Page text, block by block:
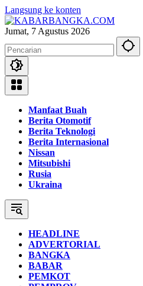
Langsung ke konten
Jumat, 7 Agustus 2026
Manfaat Buah
Berita Otomotif
Berita Teknologi
Berita Internasional
Nissan
Mitsubishi
Rusia
Ukraina
HEADLINE
ADVERTORIAL
BANGKA
BABAR
PEMKOT